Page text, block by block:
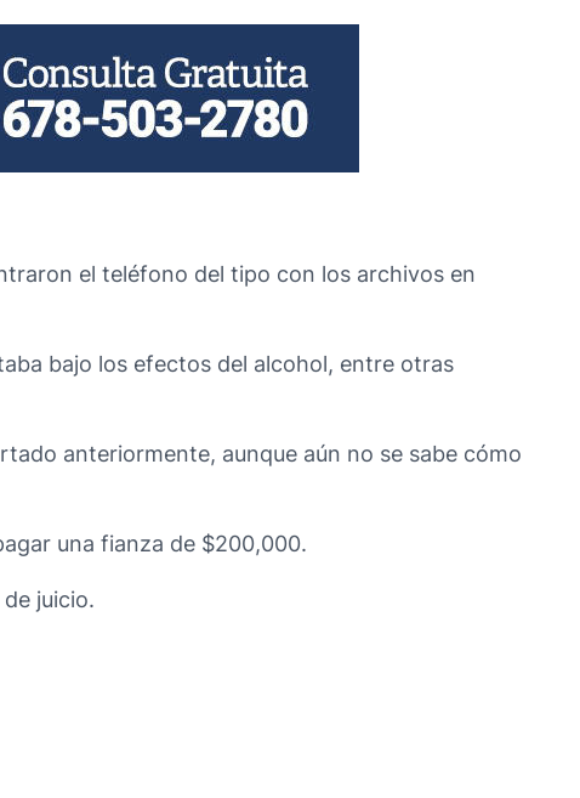
el teléfono del tipo con los archivos en
bajo los efectos del alcohol, entre otras
anteriormente, aunque aún no se sabe cómo
una fianza de $200,000.
juicio.